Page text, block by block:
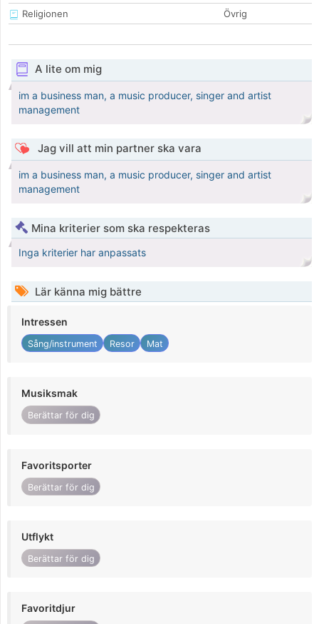
Religionen
Övrig
A lite om mig
im a business man, a music producer, singer and artist
management
Jag vill att min partner ska vara
im a business man, a music producer, singer and artist
management
Mina kriterier som ska respekteras
Inga kriterier har anpassats
Lär känna mig bättre
Intressen
Sång/instrument Resor Mat
Musiksmak
Berättar för dig
Favoritsporter
Berättar för dig
Utflykt
Berättar för dig
Favoritdjur